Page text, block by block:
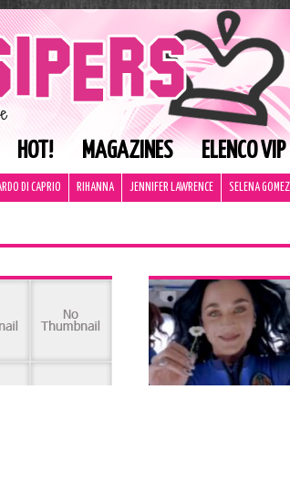
HOT! MAGAZINES ELENCO VIP
DI CAPRIO RIHANNA JENNIFER LAWRENCE SELENA GOMEZ